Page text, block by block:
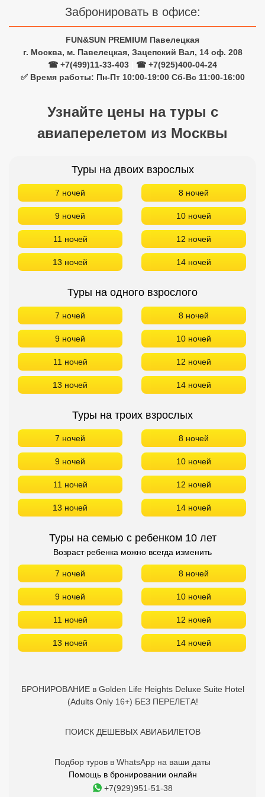
Забронировать в офисе:
FUN&SUN PREMIUM Павелецкая
г. Москва, м. Павелецкая, Зацепский Вал, 14 оф. 208
☎ +7(499)11-33-403
☎ +7(925)400-04-24
✅ Время работы: Пн-Пт 10:00-19:00 Сб-Вс 11:00-16:00
Узнайте цены на туры с
авиаперелетом из Москвы
Туры на двоих взрослых
7 ночей 8 ночей
9 ночей 10 ночей
11 ночей 12 ночей
13 ночей 14 ночей
Туры на одного взрослого
7 ночей 8 ночей
9 ночей 10 ночей
11 ночей 12 ночей
13 ночей 14 ночей
Туры на троих взрослых
7 ночей 8 ночей
9 ночей 10 ночей
11 ночей 12 ночей
13 ночей 14 ночей
Туры на семью с ребенком 10 лет
Возраст ребенка можно всегда изменить
7 ночей 8 ночей
9 ночей 10 ночей
11 ночей 12 ночей
13 ночей 14 ночей
БРОНИРОВАНИЕ в Golden Life Heights Deluxe Suite Hotel
(Adults Only 16+) БЕЗ ПЕРЕЛЕТА!
ПОИСК ДЕШЕВЫХ АВИАБИЛЕТОВ
Подбор туров в WhatsApp на ваши даты
Помощь в бронировании онлайн
+7(929)951-51-38